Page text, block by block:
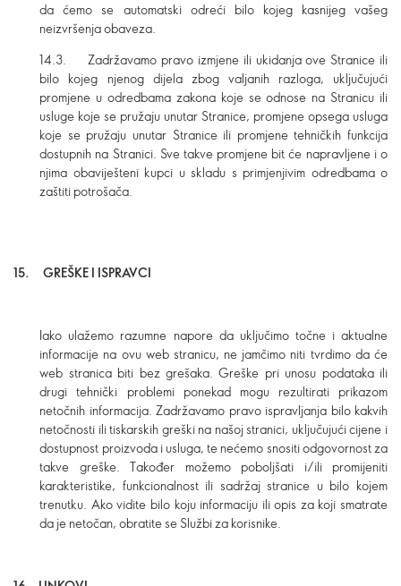
da ćemo se automatski odreći bilo kojeg kasnijeg vašeg
neizvršenja obaveza.
14.3. Zadržavamo pravo izmjene ili ukidanja ove Stranice ili
bilo kojeg njenog dijela zbog valjanih razloga, uključujući
promjene u odredbama zakona koje se odnose na Stranicu ili
usluge koje se pružaju unutar Stranice, promjene opsega usluga
koje se pružaju unutar Stranice ili promjene tehničkih funkcija
dostupnih na Stranici. Sve takve promjene bit će napravljene i o
njima obaviješteni kupci u skladu s primjenjivim odredbama o
zaštiti potrošača.
15. GREŠKE I ISPRAVCI
Iako ulažemo razumne napore da uključimo točne i aktualne
informacije na ovu web stranicu, ne jamčimo niti tvrdimo da će
web stranica biti bez grešaka. Greške pri unosu podataka ili
drugi tehnički problemi ponekad mogu rezultirati prikazom
netočnih informacija. Zadržavamo pravo ispravljanja bilo kakvih
netočnosti ili tiskarskih greški na našoj stranici, uključujući cijene i
dostupnost proizvoda i usluga, te nećemo snositi odgovornost za
takve greške. Također možemo poboljšati i/ili promijeniti
karakteristike, funkcionalnost ili sadržaj stranice u bilo kojem
trenutku. Ako vidite bilo koju informaciju ili opis za koji smatrate
da je netočan, obratite se Službi za korisnike.